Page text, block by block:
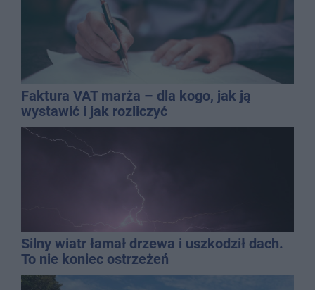
Faktura VAT marża – dla kogo, jak ją
wystawić i jak rozliczyć
Silny wiatr łamał drzewa i uszkodził dach.
To nie koniec ostrzeżeń